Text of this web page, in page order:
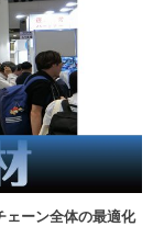
ェーン全体の最適化